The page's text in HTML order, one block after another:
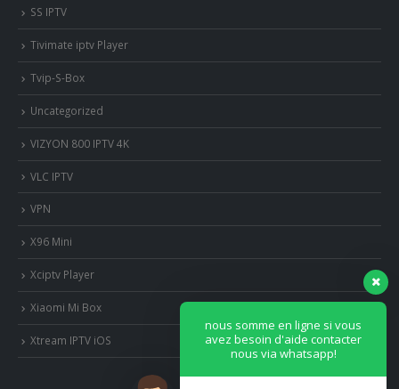
SS IPTV
Tivimate iptv Player
Tvip-S-Box
Uncategorized
VIZYON 800 IPTV 4K
VLC IPTV
VPN
X96 Mini
Xciptv Player
Xiaomi Mi Box
Xtream IPTV iOS
nous somme en ligne si vous
avez besoin d'aide contacter
nous via whatsapp!